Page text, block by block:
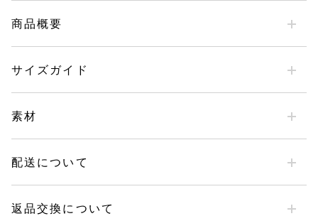
商品概要
サイズガイド
素材
配送について
返品交換について